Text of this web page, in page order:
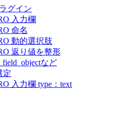
グイン
入力欄
命名
動的選択肢
返り値を整形
など
定
入力欄 type：text